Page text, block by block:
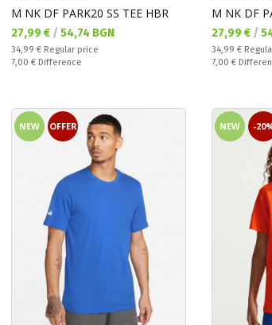
M NK DF PARK20 SS TEE HBR
Текуща цена:
27,99 € / 54,74 BGN
Regular price:
34,99 € Regular price
Спестявате:
7,00 € Difference
M NK DF
Текуща
27,99 € /
Regular price:
34,99 €
Спестявате:
7,00 €
NEW OFFER NEW -